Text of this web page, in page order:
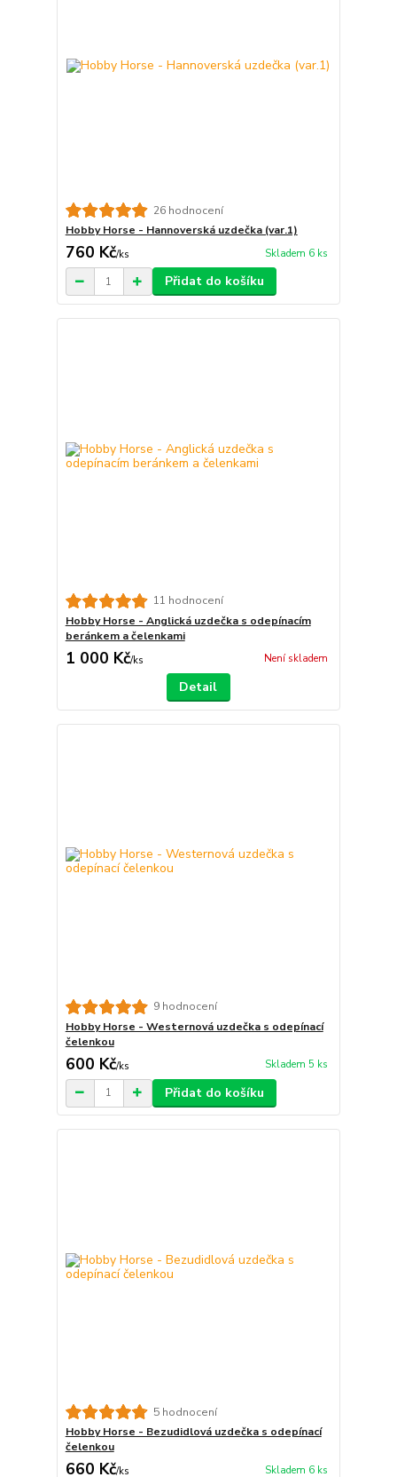
26 hodnocení
Hobby Horse - Hannoverská uzdečka (var.1)
760 Kč/ks Skladem 6 ks
Přidat do košíku
11 hodnocení
Hobby Horse - Anglická uzdečka s odepínacím
beránkem a čelenkami
1 000 Kč/ks Není skladem
Detail
9 hodnocení
Hobby Horse - Westernová uzdečka s odepínací
čelenkou
600 Kč/ks Skladem 5 ks
Přidat do košíku
5 hodnocení
Hobby Horse - Bezudidlová uzdečka s odepínací
čelenkou
660 Kč/ks Skladem 6 ks